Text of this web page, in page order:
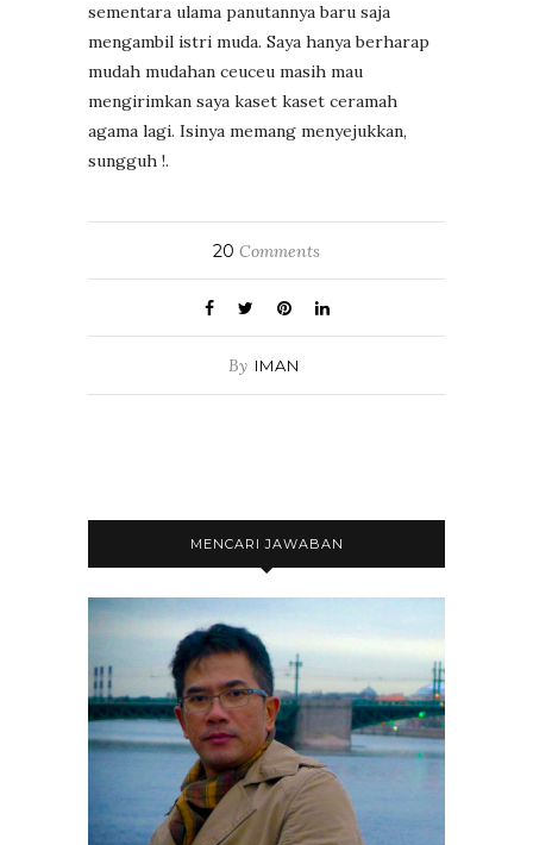
sementara ulama panutannya baru saja
mengambil istri muda. Saya hanya berharap
mudah mudahan ceuceu masih mau
mengirimkan saya kaset kaset ceramah
agama lagi. Isinya memang menyejukkan,
sungguh !.
20 Comments
By IMAN
MENCARI JAWABAN